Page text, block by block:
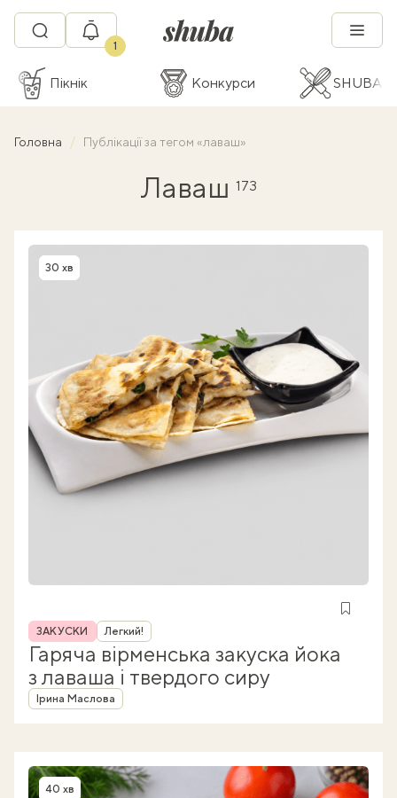
1
Пікнік Конкурси SHUBA
Головна Публікації за тегом «лаваш»
Лаваш 173
Час приготування
30 хв
Рубрика
ЗАКУСКИ Легкий!
Гаряча вірменська закуска йока
з лаваша і твердого сиру
Автор
Ірина Маслова
Час приготування
40 хв